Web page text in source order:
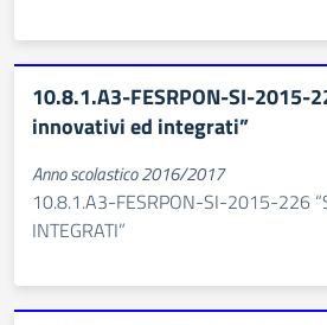
10.8.1.A3-FESRPON-SI-2015-
innovativi ed integrati”
Anno scolastico 2016/2017
10.8.1.A3-FESRPON-SI-2015-226
INTEGRATI”